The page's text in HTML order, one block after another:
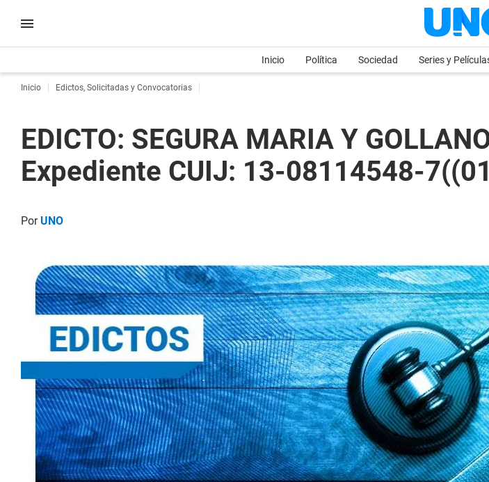
Inicio Política Sociedad Series y
Inicio Edictos, Solicitadas y Convocatorias
EDICTO: SEGURA MARIA Y
Expediente CUIJ: 13-08114548-
PorUNO